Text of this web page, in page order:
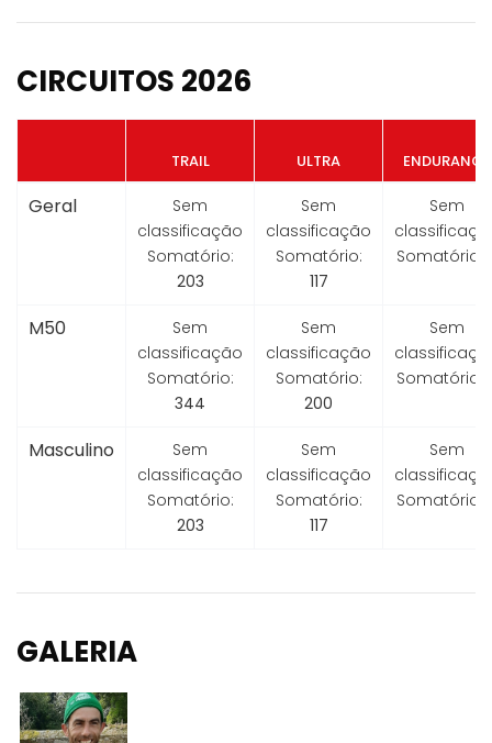
CIRCUITOS 2026
TRAIL ULTRA ENDURANCE
Geral
Sem
classificação
Somatório:
203
Sem
classificação
Somatório:
117
Sem
Somatório:
M50
Sem
classificação
Somatório:
344
Sem
classificação
Somatório:
200
Sem
Somatório:
Masculino
Sem
classificação
Somatório:
203
Sem
classificação
Somatório:
117
Sem
Somatório:
GALERIA